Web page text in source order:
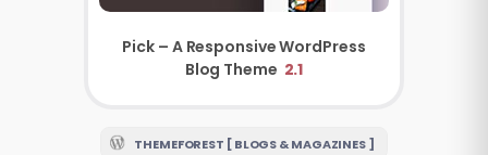
Pick – A Responsive WordPress
Blog Theme 2.1
THEMEFOREST [ BLOGS & MAGAZINES ]